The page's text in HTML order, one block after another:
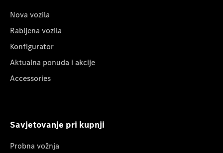
Nova vozila
Rabljena vozila
Konfigurator
Aktualna ponuda i akcije
Accessories
Savjetovanje pri kupnji
Probna vožnja